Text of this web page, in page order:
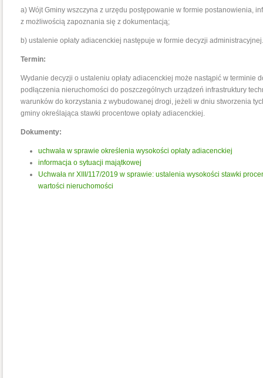
a) Wójt Gminy wszczyna z urzędu postępowanie w formie postanowienia,
z możliwością zapoznania się z dokumentacją;
b) ustalenie opłaty adiacenckiej następuje w formie decyzji administracyjnej.
Termin:
Wydanie decyzji o ustaleniu opłaty adiacenckiej może nastąpić w terminie
podłączenia nieruchomości do poszczególnych urządzeń infrastruktury
warunków do korzystania z wybudowanej drogi, jeżeli w dniu stworzenia
gminy określająca stawki procentowe opłaty adiacenckiej.
Dokumenty:
uchwała w sprawie określenia wysokości opłaty adiacenckiej
informacja o sytuacji majątkowej
Uchwała nr XIII/117/2019 w sprawie: ustalenia wysokości stawki
wartości nieruchomości